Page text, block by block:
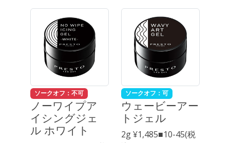
ソークオフ：不可
ノーワイプア
イシングジェ
ル ホワイト
ソークオフ：可
ウェービーアー
トジェル
2g ¥1,485■10-45(税